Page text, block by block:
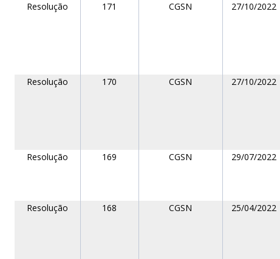
Resolução
171 CGSN 27/10/2022
Resolução
170 CGSN 27/10/2022
Resolução
169 CGSN 29/07/2022
Resolução
168 CGSN 25/04/2022